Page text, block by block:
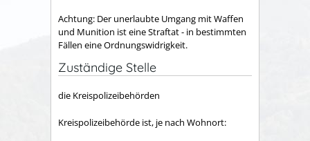
Achtung: Der unerlaubte Umgang mit Waffen
und Munition ist eine Straftat - in bestimmten
Fällen eine Ordnungswidrigkeit.
Zuständige Stelle
die Kreispolizeibehörden
Kreispolizeibehörde ist, je nach Wohnort: